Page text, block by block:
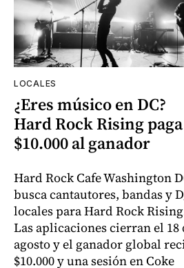
LOCALES
¿Eres músico en DC?
Hard Rock Rising paga
$10.000 al ganador
Hard Rock Cafe Washington
busca cantautores, bandas y
locales para Hard Rock
Las aplicaciones cierran el 18
agosto y el ganador global
$10.000 y una sesión en Coke